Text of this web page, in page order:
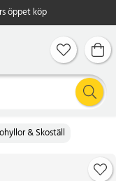
öppet köp
& Skoställ